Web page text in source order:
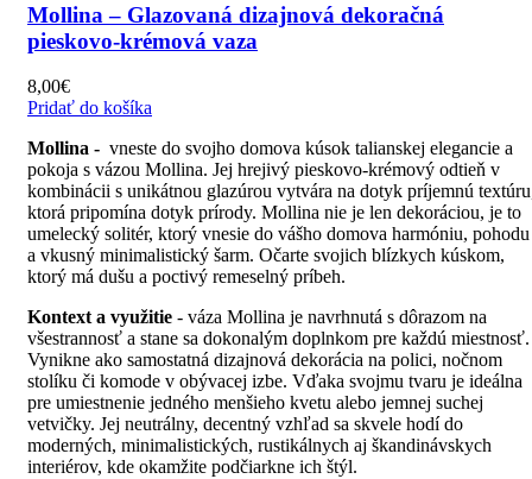
Mollina – Glazovaná dizajnová dekoračná
pieskovo-krémová vaza
8,00€
Pridať do košíka
Mollina - vneste do svojho domova kúsok talianskej elegancie a
pokoja s vázou Mollina. Jej hrejivý pieskovo-krémový odtieň v
kombinácii s unikátnou glazúrou vytvára na dotyk príjemnú
ktorá pripomína dotyk prírody. Mollina nie je len dekoráciou, je to
umelecký solitér, ktorý vnesie do vášho domova harmóniu, pohodu
a vkusný minimalistický šarm. Očarte svojich blízkych kúskom,
ktorý má dušu a poctivý remeselný príbeh.
Kontext a využitie - váza Mollina je navrhnutá s dôrazom na
všestrannosť a stane sa dokonalým doplnkom pre každú miestnosť.
Vynikne ako samostatná dizajnová dekorácia na polici, nočnom
stolíku či komode v obývacej izbe. Vďaka svojmu tvaru je ideálna
pre umiestnenie jedného menšieho kvetu alebo jemnej suchej
vetvičky. Jej neutrálny, decentný vzhľad sa skvele hodí do
moderných, minimalistických, rustikálnych aj škandinávskych
interiérov, kde okamžite podčiarkne ich štýl.